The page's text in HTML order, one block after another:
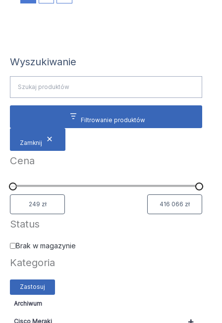
Wyszukiwanie
Filtrowanie produktów
Zamknij
Cena
Status
Brak w magazynie
Kategoria
Zastosuj
Archiwum
Cisco Meraki